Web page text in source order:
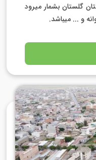
گلستان بشمار می­رود
و ... می­باشد.